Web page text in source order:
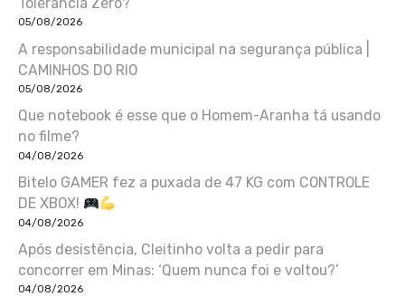
05/08/2026
A responsabilidade municipal na segurança pública |
CAMINHOS DO RIO
05/08/2026
Que notebook é esse que o Homem-Aranha tá usando
no filme?
04/08/2026
Bitelo GAMER fez a puxada de 47 KG com CONTROLE
DE XBOX!
04/08/2026
Após desistência, Cleitinho volta a pedir para
concorrer em Minas: ‘Quem nunca foi e voltou?’
04/08/2026